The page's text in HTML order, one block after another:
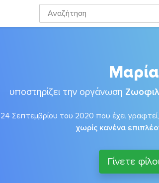
Μαρία
υποστηρίζει την οργάνωση
Σεπτεμβρίου του 2020 που έχει γραφτεί,
χωρίς κανένα
Γίνετε